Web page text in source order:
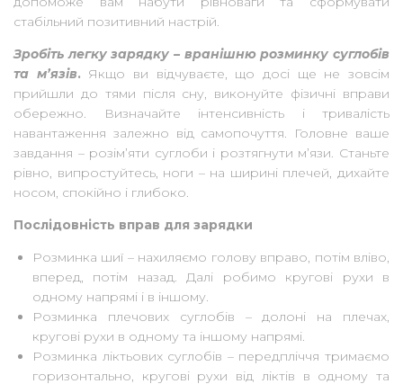
стабільний позитивний настрій.
Зробіть легку зарядку – вранішню розминку суглобів
та м’язів. Якщо ви відчуваєте, що досі ще не зовсім
прийшли до тями після сну, виконуйте фізичні вправи
обережно. Визначайте інтенсивність і тривалість
навантаження залежно від самопочуття. Головне ваше
завдання – розім’яти суглоби і розтягнути м’язи. Станьте
рівно, випростуйтесь, ноги – на ширині плечей, дихайте
носом, спокійно і глибоко.
Послідовність вправ для зарядки
Розминка шиї – нахиляємо голову вправо, потім вліво,
вперед, потім назад. Далі робимо кругові рухи в
одному напрямі і в іншому.
Розминка плечових суглобів – долоні на плечах,
кругові рухи в одному та іншому напрямі.
Розминка ліктьових суглобів – передпліччя тримаємо
горизонтально, кругові рухи від ліктів в одному та